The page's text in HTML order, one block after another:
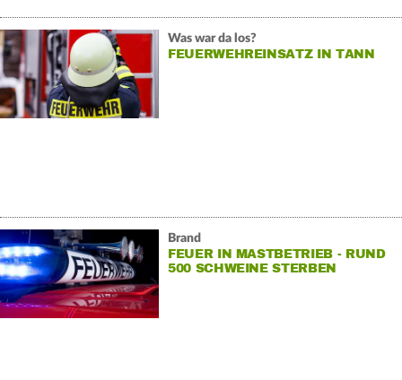
Was war da los?
FEUERWEHREINSATZ IN TANN
Brand
FEUER IN MASTBETRIEB - RUND
500 SCHWEINE STERBEN